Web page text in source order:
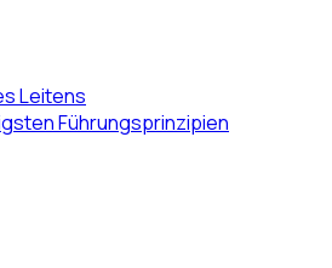
Leitens
Führungsprinzipien